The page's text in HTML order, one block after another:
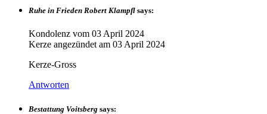
Ruhe in Frieden Robert Klampfl says:
Kondolenz vom 03 April 2024
Kerze angezündet am 03 April 2024
Kerze-Gross
Antworten
Bestattung Voitsberg says: